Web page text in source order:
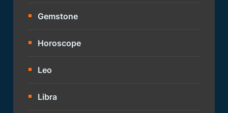
Gemstone
Horoscope
Leo
Libra